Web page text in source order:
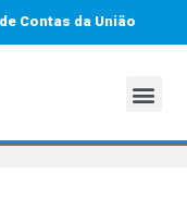
Contas da União